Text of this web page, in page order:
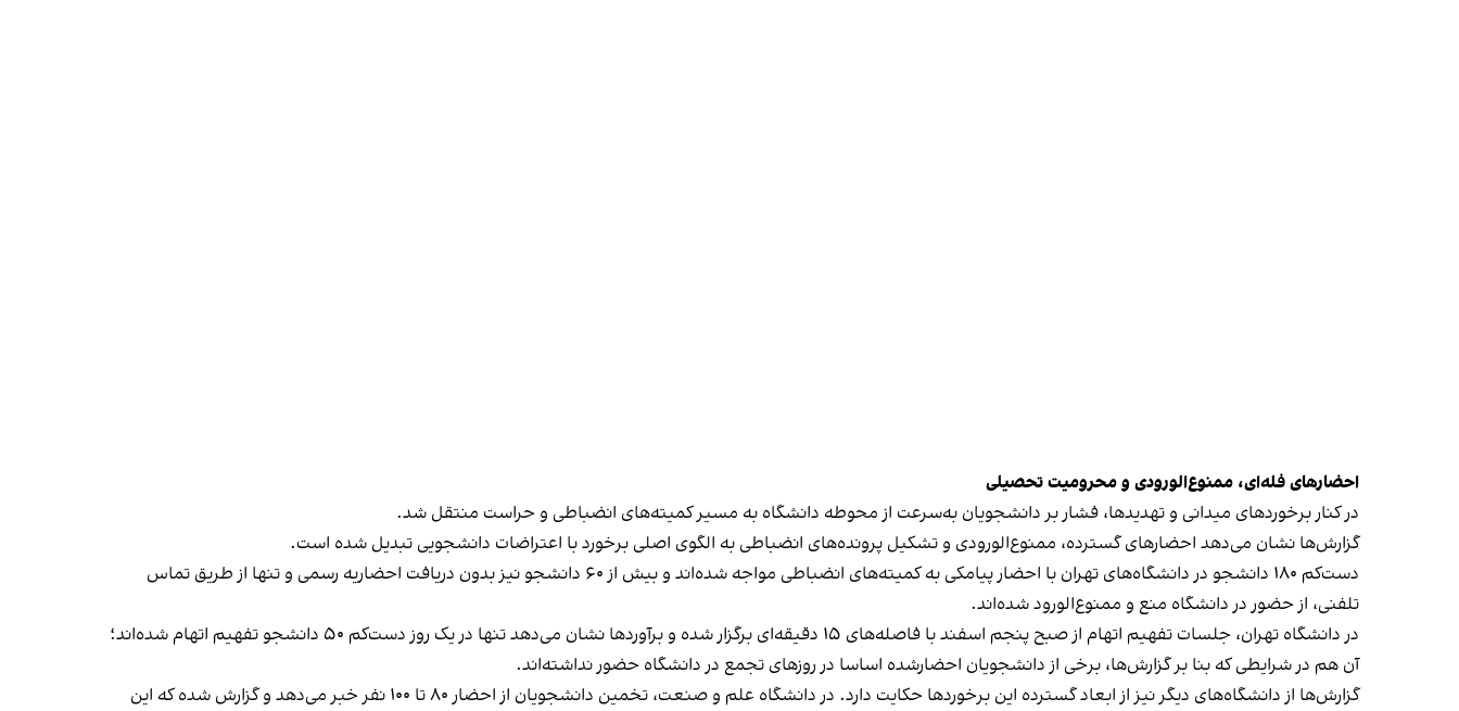
احضارهای فله‌ای، ممنوع‌الورودی و محرومیت تحصیلی
در کنار برخوردهای میدانی و تهدیدها، فشار بر دانشجویان به‌سرعت از محوطه دانشگاه به مسیر کمیته‌های انضباطی و حراست منتقل شد.
گزارش‌ها نشان می‌دهد احضارهای گسترده، ممنوع‌الورودی و تشکیل پرونده‌های انضباطی به الگوی اصلی برخورد با اعتراضات دانشجویی تبدیل شده است.
دست‌کم ۱۸۰ دانشجو در دانشگاه‌های تهران با احضار پیامکی به کمیته‌های انضباطی مواجه شده‌اند و بیش از ۶۰ دانشجو نیز بدون دریافت احضاریه رسمی و تنها از طریق تماس
تلفنی، از حضور در دانشگاه منع و ممنوع‌الورود شده‌اند.
در دانشگاه تهران، جلسات تفهیم اتهام از صبح پنجم اسفند با فاصله‌های ۱۵ دقیقه‌ای برگزار شده و برآوردها نشان می‌دهد تنها در یک روز دست‌کم ۵۰ دانشجو تفهیم اتهام شده‌اند؛
آن هم در شرایطی که بنا بر گزارش‌ها، برخی از دانشجویان احضارشده اساسا در روزهای تجمع در دانشگاه حضور نداشته‌اند.
گزارش‌ها از دانشگاه‌های دیگر نیز از ابعاد گسترده این برخوردها حکایت دارد. در دانشگاه علم و صنعت، تخمین دانشجویان از احضار ۸۰ تا ۱۰۰ نفر خبر می‌دهد و گزارش شده که این